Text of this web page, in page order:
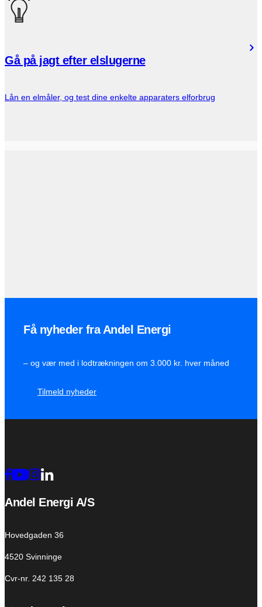
Gå på jagt efter elslugerne
Lån en elmåler, og test dine enkelte apparaters elforbrug
Få nyheder fra Andel Energi
– og vær med i lodtrækningen om 3.000 kr. hver måned
Tilmeld nyheder
Andel Energi A/S
Hovedgaden 36
4520 Svinninge
Cvr-nr. 242 135 28